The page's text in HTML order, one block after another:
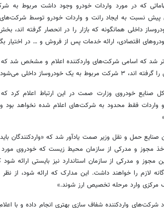
که در مورد واردات خودرو وجود داشت مربوط به
پیش نسبت به ایجاد رانت و واردات خودرو توسط
داخلی همانگونه که بازار را در انحصار گرفته اند،
اقتصادی، ارائه خدمات پس از فروش و … در اختیار
شد که اسامی شرکت‌های واردکننده اعلام و مشخص شد که
گرفته اند، ۳ شرکت مربوط به یک خودروساز داخلی می‌شود.
صنایع خودروی وزارت صمت
واردات فقط محدود به شرکت‌های اعلام شده نخواهد بود
صنایع حمل و نقل وزیر صمت یادآور شد که
مجوز و مدرکی از سازمان محیط زیست که خودروی مورد
و مدرکی از سازمان استاندارد نیز بایستی ارائه شود
گانهلازم را خواهند داشت. این مدارک که ارائه شود، از نظر
مرکزی وارد مرحله تخصیص ارز شوند.»
شرکت‌های واردکننده شفاف سازی بهتری انجام داده و با